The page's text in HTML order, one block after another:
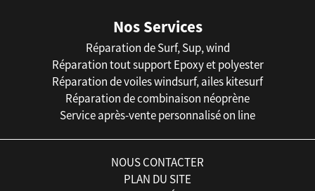
Nos Services
Réparation de Surf, Sup, wind
Réparation tout support Epoxy et polyester
Réparation de voiles windsurf, ailes kitesurf
Réparation de combinaison néoprène
Service après-vente personnalisé on line
NOUS CONTACTER
PLAN DU SITE